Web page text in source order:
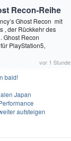
Recon-Reihe
Ghost Recon mit
, der Rückkehr des
Ghost Recon
PlayStation5,
vor 1 Stunde
bald!
Japan
aufsteigen